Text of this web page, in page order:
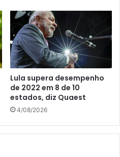
Lula supera desempenho
de 2022 em 8 de 10
estados, diz Quaest
4/08/2026